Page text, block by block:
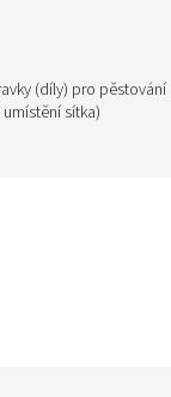
(díly) pro
sítka)